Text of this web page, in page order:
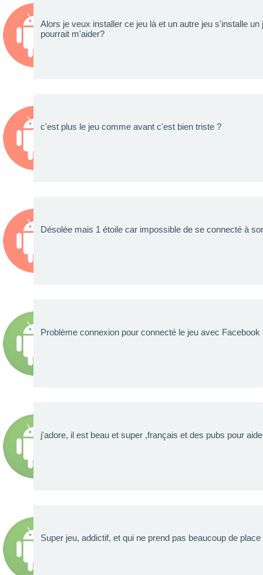
Alors je veux installer ce jeu là et un autre jeu s'installe
pourrait m'aider?
c'est plus le jeu comme avant c'est bien triste ?
Désolée mais 1 étoile car impossible de se connecté à
Problème connexion pour connecté le jeu avec Facebook
j'adore, il est beau et super ,français et des pubs pour
Super jeu, addictif, et qui ne prend pas beaucoup de